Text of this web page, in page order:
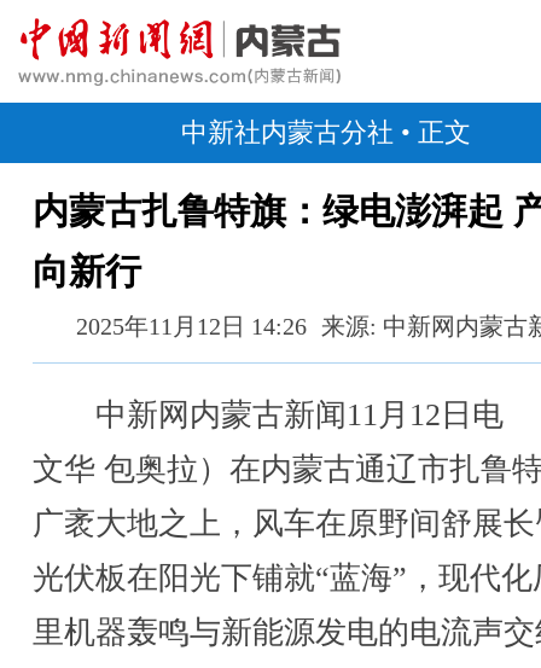
中新社内蒙古分社 • 正文
内蒙古扎鲁特旗：绿电澎湃起
向新行
2025年11月12日 14:26 来源: 中新网内蒙古
中新网内蒙古新闻11月12日电
文华 包奥拉）在内蒙古通辽市扎鲁
广袤大地之上，风车在原野间舒展
光伏板在阳光下铺就“蓝海”，现代化
里机器轰鸣与新能源发电的电流声